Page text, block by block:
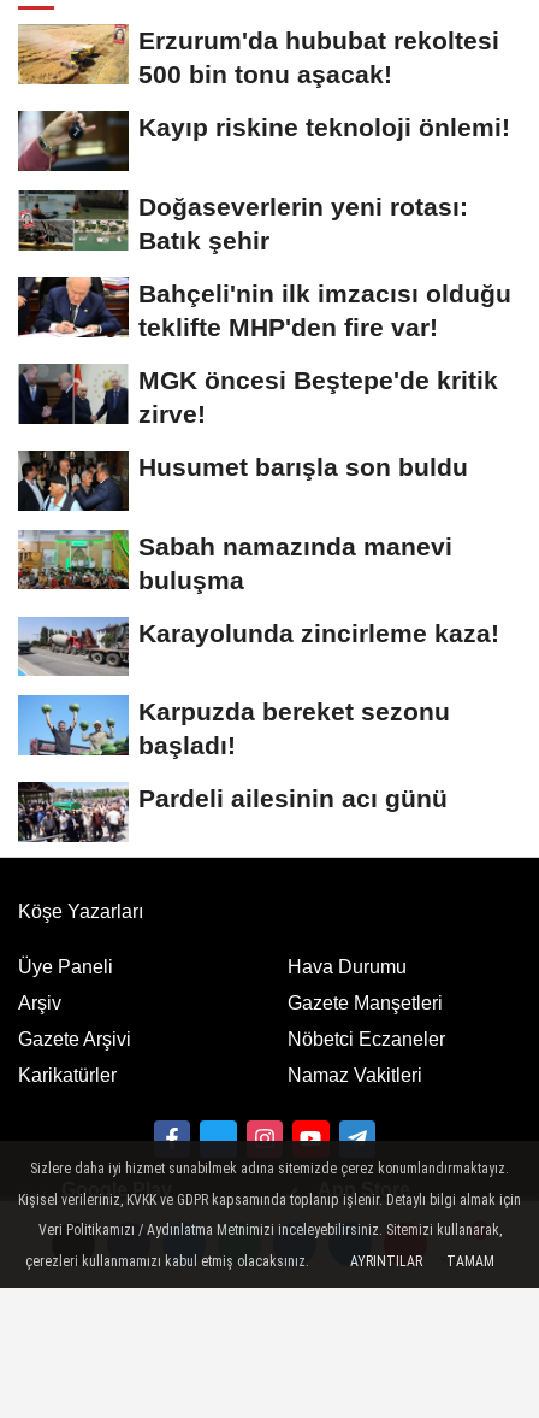
Yorumlar
Yorumlar
Erzurum'da hububat rekoltesi
500 bin tonu aşacak!
Kayıp riskine teknoloji önlemi!
Doğaseverlerin yeni rotası:
Batık şehir
Bahçeli'nin ilk imzacısı olduğu
teklifte MHP'den fire var!
MGK öncesi Beştepe'de kritik
zirve!
Husumet barışla son buldu
Sabah namazında manevi
buluşma
Karayolunda zincirleme kaza!
Karpuzda bereket sezonu
başladı!
Pardeli ailesinin acı günü
Köşe Yazarları
Üye Paneli
Arşiv
Gazete Arşivi
Karikatürler
Hava Durumu
Gazete Manşetleri
Nöbetci Eczaneler
Namaz Vakitleri
Google Play App Store
ücretsiz indirin
Sizlere daha iyi hizmet sunabilmek adına sitemizde çerez konumlandırmaktayız.
Kişisel verileriniz, KVKK ve GDPR kapsamında toplanıp işlenir. Detaylı bilgi almak için
Veri Politikamızı / Aydınlatma Metnimizi inceleyebilirsiniz. Sitemizi kullanarak,
çerezleri kullanmamızı kabul etmiş olacaksınız.
AYRINTILAR TAMAM